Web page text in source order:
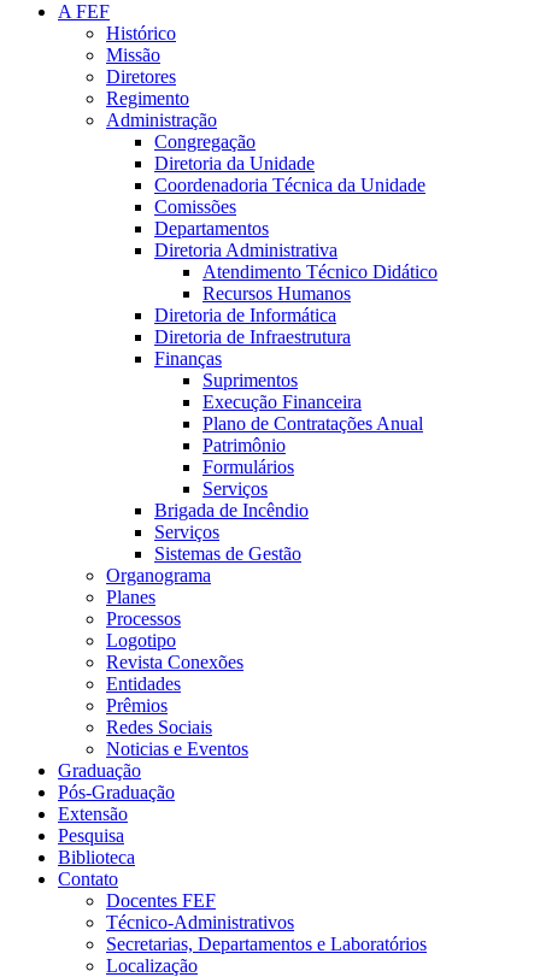
A FEF
Histórico
Missão
Diretores
Regimento
Administração
Congregação
Diretoria da Unidade
Coordenadoria Técnica da Unidade
Comissões
Departamentos
Diretoria Administrativa
Atendimento Técnico Didático
Recursos Humanos
Diretoria de Informática
Diretoria de Infraestrutura
Finanças
Suprimentos
Execução Financeira
Plano de Contratações Anual
Patrimônio
Formulários
Serviços
Brigada de Incêndio
Serviços
Sistemas de Gestão
Organograma
Planes
Processos
Logotipo
Revista Conexões
Entidades
Prêmios
Redes Sociais
Noticias e Eventos
Graduação
Pós-Graduação
Extensão
Pesquisa
Biblioteca
Contato
Docentes FEF
Técnico-Administrativos
Secretarias, Departamentos e Laboratórios
Localização